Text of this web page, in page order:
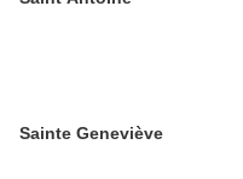
Sainte Geneviève